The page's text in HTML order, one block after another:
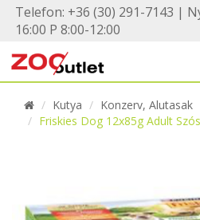
Telefon: +36 (30) 291-7143 |
16:00 P 8:00-12:00
Kutya
Konzerv, Alutasak
Friskies Dog 12x85g Adult